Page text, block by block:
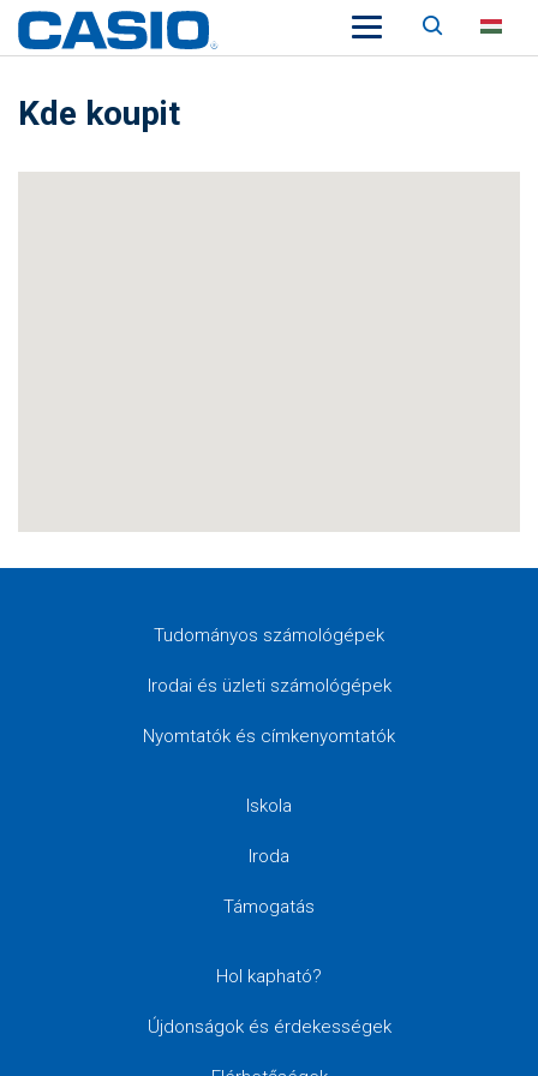
Keresés
Kde koupit
Tudományos számológépek
Irodai és üzleti számológépek
Nyomtatók és címkenyomtatók
Iskola
Iroda
Támogatás
Hol kapható?
Újdonságok és érdekességek